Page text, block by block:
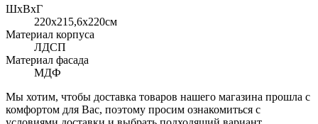
ШхВхГ
220x215,6х220см
Материал корпуса
ЛДСП
Материал фасада
МДФ
Мы хотим, чтобы доставка товаров нашего магазина прошла с
комфортом для Вас, поэтому просим ознакомиться с